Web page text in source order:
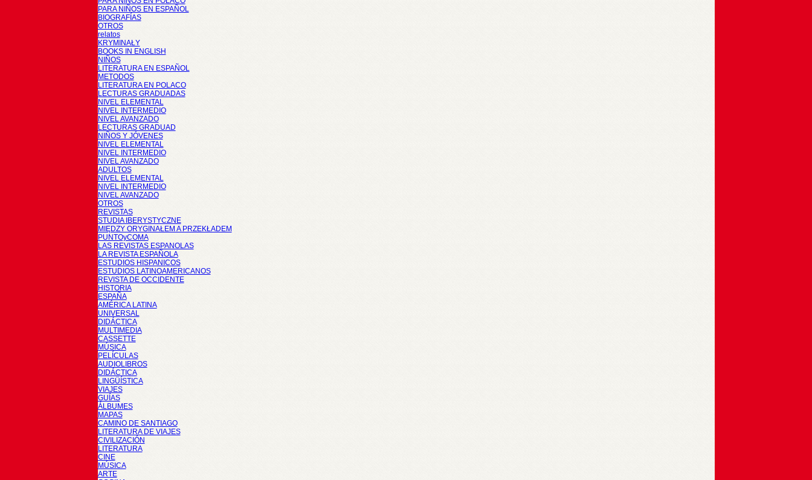
PARA NIÑOS EN ESPAÑOL
BIOGRAFÍAS
OTROS
relatos
KRYMINAŁY
BOOKS IN ENGLISH
NIÑOS
LITERATURA EN ESPAÑOL
METODOS
LITERATURA EN POLACO
LECTURAS GRADUADAS
NIVEL ELEMENTAL
NIVEL INTERMEDIO
NIVEL AVANZADO
LECTURAS GRADUAD
NIÑOS Y JÓVENES
NIVEL ELEMENTAL
NIVEL INTERMEDIO
NIVEL AVANZADO
ADULTOS
NIVEL ELEMENTAL
NIVEL INTERMEDIO
NIVEL AVANZADO
OTROS
REVISTAS
STUDIA IBERYSTYCZNE
MIĘDZY ORYGINAŁEM A PRZEKŁADEM
PUNTOyCOMA
LAS REVISTAS ESPANOLAS
LA REVISTA ESPAÑOLA
ESTUDIOS HISPANICOS
ESTUDIOS LATINOAMERICANOS
REVISTA DE OCCIDENTE
HISTORIA
ESPAÑA
AMÉRICA LATINA
UNIVERSAL
DIDÁCTICA
MULTIMEDIA
CASSETTE
MÚSICA
PELÍCULAS
AUDIOLIBROS
DIDÁCTICA
LINGÜÍSTICA
VIAJES
GUÍAS
ÁLBUMES
MAPAS
CAMINO DE SANTIAGO
LITERATURA DE VIAJES
CIVILIZACIÓN
LITERATURA
CINE
MÚSICA
ARTE